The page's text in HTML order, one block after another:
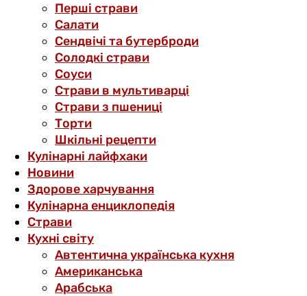
Перші страви
Салати
Сендвічі та бутерброди
Солодкі страви
Соуси
Страви в мультиварці
Страви з пшениці
Торти
Шкільні рецепти
Кулінарні лайфхаки
Новини
Здорове харчування
Кулінарна енциклопедія
Страви
Кухні світу
Автентична українська кухня
Американська
Арабська